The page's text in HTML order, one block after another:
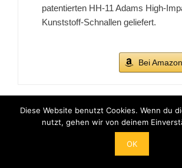
patentierten HH-11 Adams High-
Kunststoff-Schnallen geliefert.
Bei
BESTSELLER NR. 9
Diese Website benutzt Cookies. Wenn du
nutzt, gehen wir von deinem
OK